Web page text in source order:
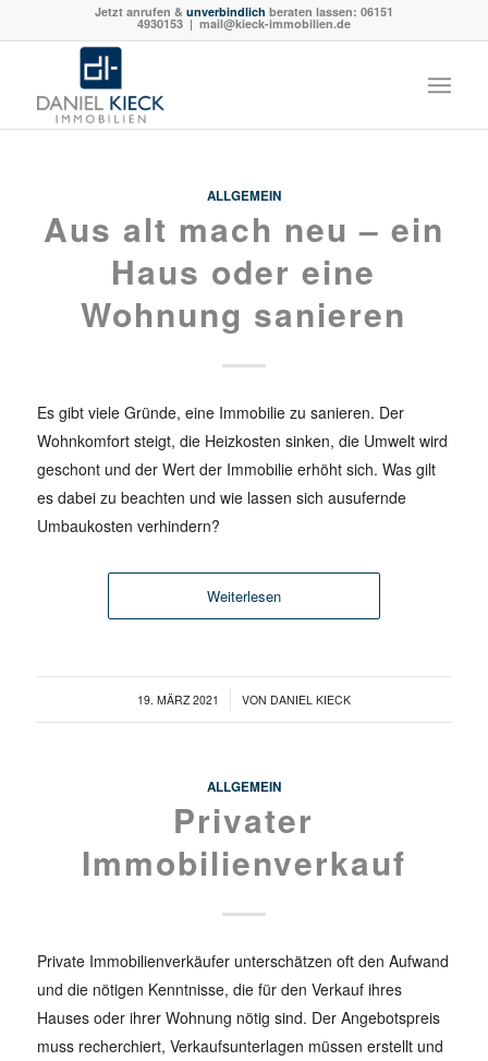
Jetzt anrufen & unverbindlich beraten lassen: 06151
4930153| mail@kieck-immobilien.de
ALLGEMEIN
Aus alt mach neu – ein
Haus oder eine
Wohnung sanieren
Es gibt viele Gründe, eine Immobilie zu sanieren. Der
Wohnkomfort steigt, die Heizkosten sinken, die Umwelt wird
geschont und der Wert der Immobilie erhöht sich. Was gilt
es dabei zu beachten und wie lassen sich ausufernde
Umbaukosten verhindern?
Weiterlesen
19. MÄRZ 2021
/ VON DANIEL KIECK
ALLGEMEIN
Privater
Immobilienverkauf
Private Immobilienverkäufer unterschätzen oft den Aufwand
und die nötigen Kenntnisse, die für den Verkauf ihres
Hauses oder ihrer Wohnung nötig sind. Der Angebotspreis
muss recherchiert, Verkaufsunterlagen müssen erstellt und